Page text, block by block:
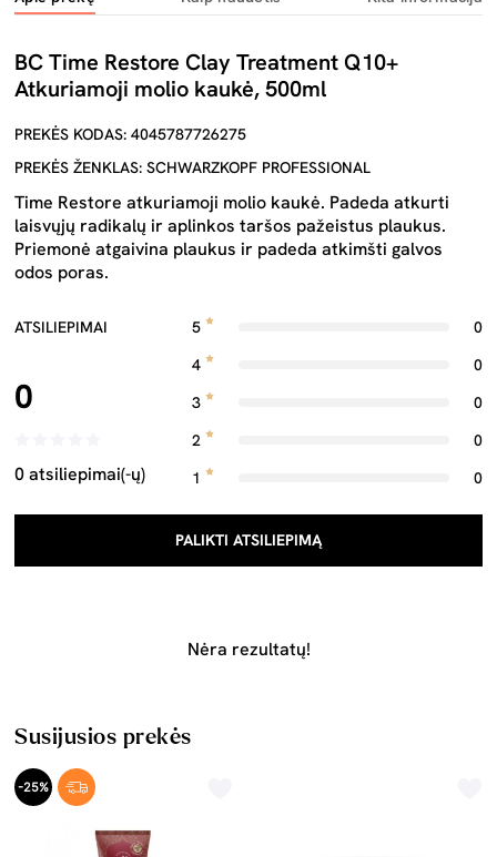
BC Time Restore Clay Treatment Q10+
Atkuriamoji molio kaukė, 500ml
PREKĖS KODAS: 4045787726275
PREKĖS ŽENKLAS: SCHWARZKOPF PROFESSIONAL
Time Restore atkuriamoji molio kaukė. Padeda atkurti
laisvųjų radikalų ir aplinkos taršos pažeistus plaukus.
Priemonė atgaivina plaukus ir padeda atkimšti galvos
odos poras.
ATSILIEPIMAI
0
0 atsiliepimai(-ų)
5
0
4
0
3
0
2
0
1
0
PALIKTI ATSILIEPIMĄ
Nėra rezultatų!
Susijusios prekės
-25%